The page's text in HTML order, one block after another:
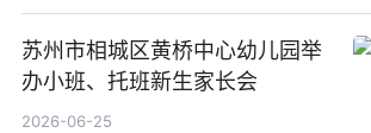
苏州市相城区黄桥中心幼儿园举
办小班、托班新生家长会
2026-06-25